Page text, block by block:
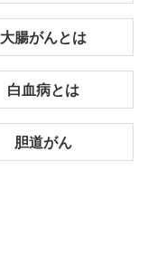
大腸がんとは
白血病とは
胆道がん